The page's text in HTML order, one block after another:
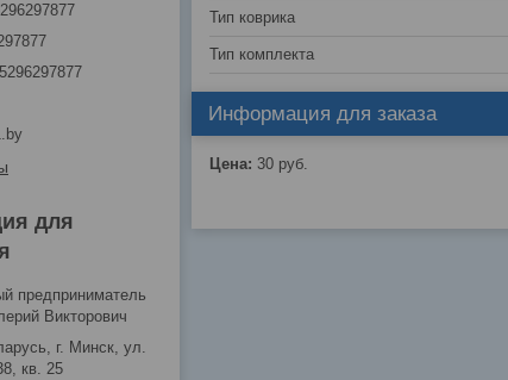
Тип коврика
Тип комплекта
Информация для заказа
Цена: 30 руб.
для
предприниматель
Викторович
г. Минск, ул.
кв. 25